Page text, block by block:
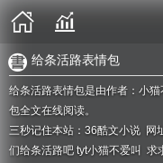
给条活路表情包
给条活路表情包是由作者：小
包全文在线阅读。
三秒记住本站：36酷文小说 网
们给条活路吧 tyt小猫不爱叫 求